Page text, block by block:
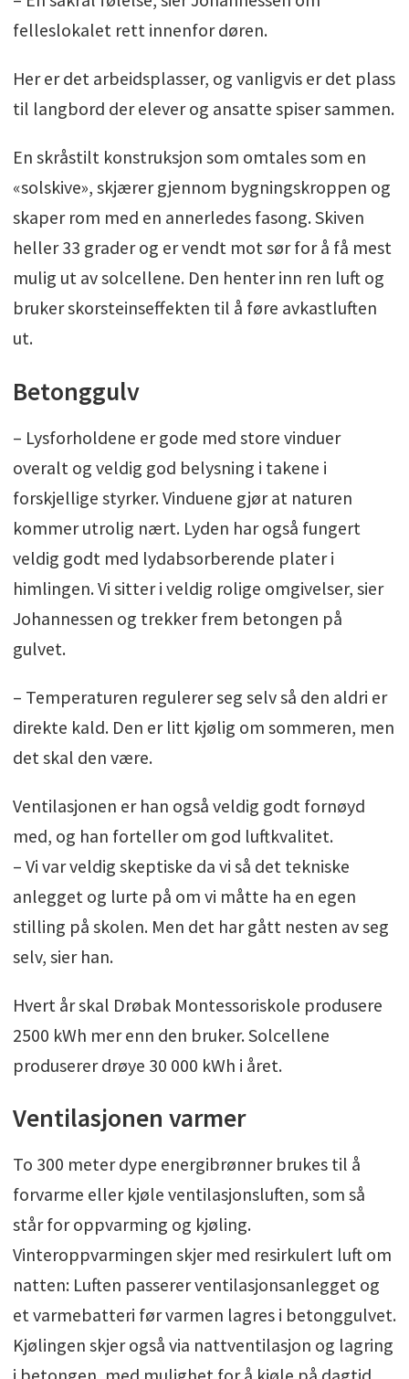
felleslokalet rett innenfor døren.
Her er det arbeidsplasser, og vanligvis er det plass
til langbord der elever og ansatte spiser sammen.
En skråstilt konstruksjon som omtales som en
«solskive», skjærer gjennom bygningskroppen og
skaper rom med en annerledes fasong. Skiven
heller 33 grader og er vendt mot sør for å få mest
mulig ut av solcellene. Den henter inn ren luft og
bruker skorsteinseffekten til å føre avkastluften
ut.
Betonggulv
– Lysforholdene er gode med store vinduer
overalt og veldig god belysning i takene i
forskjellige styrker. Vinduene gjør at naturen
kommer utrolig nært. Lyden har også fungert
veldig godt med lydabsorberende plater i
himlingen. Vi sitter i veldig rolige omgivelser, sier
Johannessen og trekker frem betongen på
gulvet.
– Temperaturen regulerer seg selv så den aldri er
direkte kald. Den er litt kjølig om sommeren, men
det skal den være.
Ventilasjonen er han også veldig godt fornøyd
med, og han forteller om god luftkvalitet.
– Vi var veldig skeptiske da vi så det tekniske
anlegget og lurte på om vi måtte ha en egen
stilling på skolen. Men det har gått nesten av seg
selv, sier han.
Hvert år skal Drøbak Montessoriskole produsere
2500 kWh mer enn den bruker. Solcellene
produserer drøye 30 000 kWh i året.
Ventilasjonen varmer
To 300 meter dype energibrønner brukes til å
forvarme eller kjøle ventilasjonsluften, som så
står for oppvarming og kjøling.
Vinteroppvarmingen skjer med resirkulert luft om
natten: Luften passerer ventilasjonsanlegget og
et varmebatteri før varmen lagres i betonggulvet.
Kjølingen skjer også via nattventilasjon og lagring